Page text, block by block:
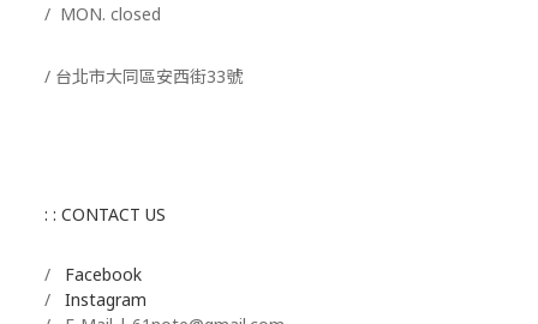
/ MON. closed
/ 台北市大同區安西街33號
: : CONTACT US
/ Facebook
/ Instagram